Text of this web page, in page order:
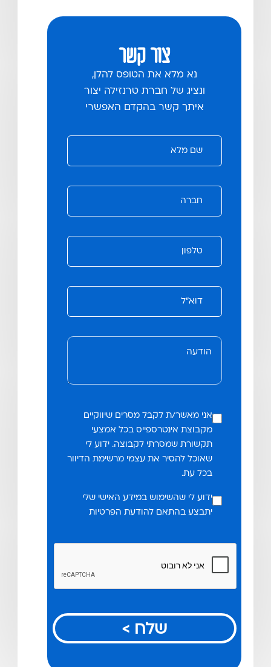
צור קשר
נא מלא את הטופס להלן,
ונציג של חברת טרנזילה יצור
איתך קשר בהקדם האפשרי
אני מאשר/ת לקבל מסרים שיווקיים
מקבוצת אינטרספייס בכל אמצעי
תקשורת שמסרתי לקבוצה. ידוע לי
שאוכל להסיר את עצמי מרשימת הדיוור
בכל עת.
ידוע לי שהשימוש במידע האישי שלי
יתבצע בהתאם להודעת הפרטיות
שלח >